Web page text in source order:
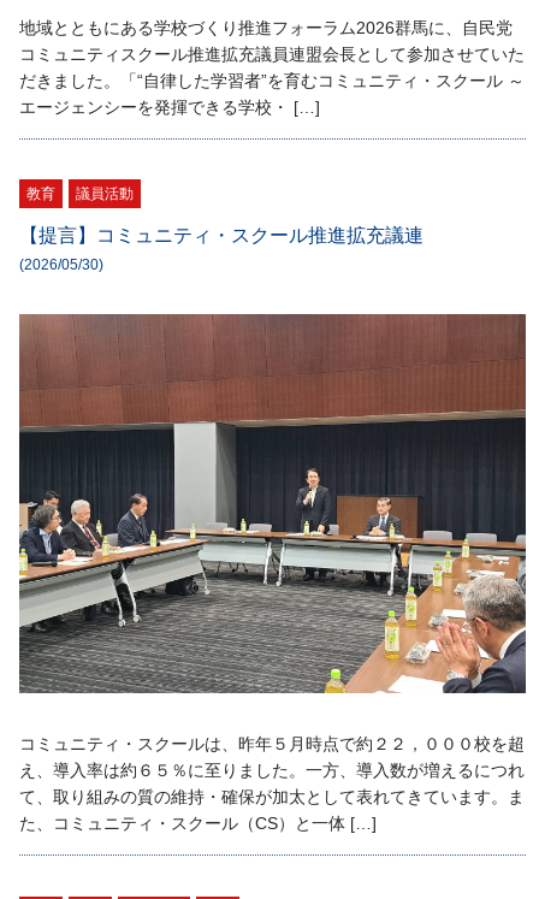
地域とともにある学校づくり推進フォーラム2026群馬に、自民党
コミュニティスクール推進拡充議員連盟会長として参加させていた
だきました。「“自律した学習者”を育むコミュニティ・スクール ～
エージェンシーを発揮できる学校・ […]
教育 議員活動
【提言】コミュニティ・スクール推進拡充議連
(2026/05/30)
コミュニティ・スクールは、昨年５月時点で約２２，０００校を超
え、導入率は約６５％に至りました。一方、導入数が増えるにつれ
て、取り組みの質の維持・確保が加太として表れてきています。ま
た、コミュニティ・スクール（CS）と一体 […]